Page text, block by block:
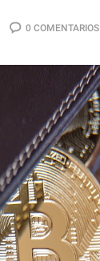
0 COMENTARIOS